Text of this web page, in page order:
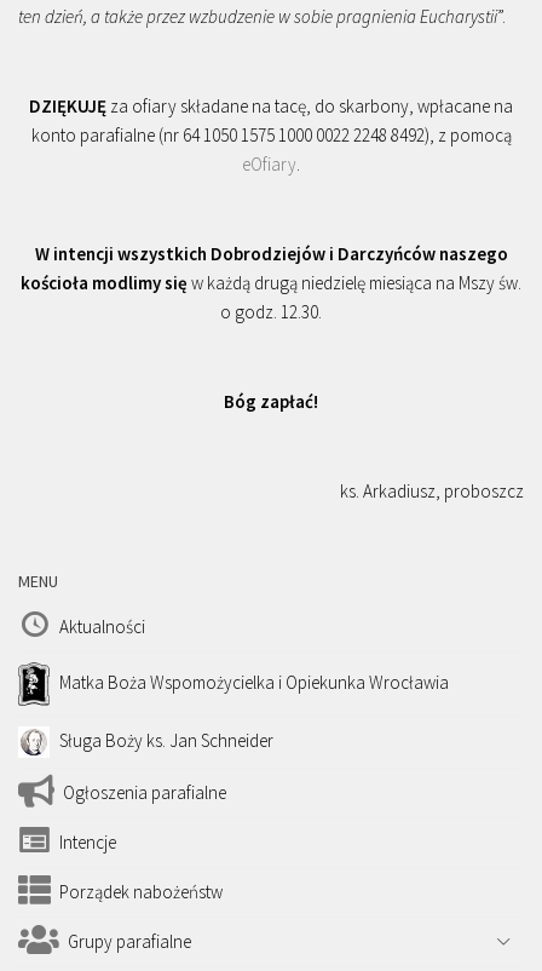
ten dzień, a także przez wzbudzenie w sobie pragnienia Eucharystii”.
DZIĘKUJĘ za ofiary składane na tacę, do skarbony, wpłacane na
konto parafialne (nr 64 1050 1575 1000 0022 2248 8492), z pomocą
eOfiary
W intencji wszystkich Dobrodziejów i Darczyńców naszego
kościoła modlimy się w każdą drugą niedzielę miesiąca na Mszy św.
o godz. 12.30.
Bóg zapłać!
ks. Arkadiusz, proboszcz
MENU
Aktualności
Matka Boża Wspomożycielka i Opiekunka Wrocławia
Sługa Boży ks. Jan Schneider
Ogłoszenia parafialne
Intencje
Porządek nabożeństw
Grupy parafialne